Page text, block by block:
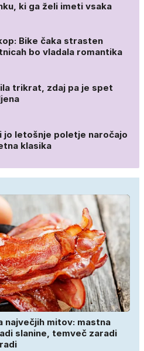
ki ga želi imeti vsaka
Bike čaka strasten
bo vladala romantika
trikrat, zdaj pa je spet
jo letošnje poletje naročajo
klasika
največjih mitov: mastna
slanine, temveč zaradi